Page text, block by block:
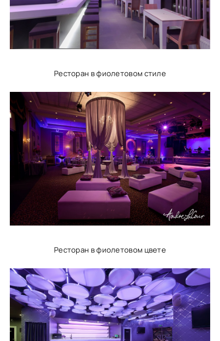
Ресторан в фиолетовом стиле
Ресторан в фиолетовом цвете